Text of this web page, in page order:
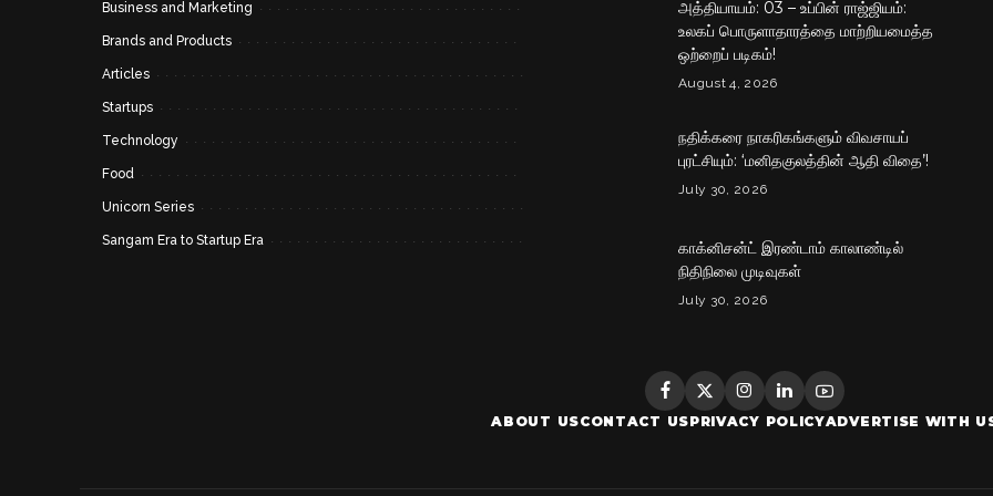
Business and Marketing
Brands and Products
Articles
Startups
Technology
Food
Unicorn Series
Sangam Era to Startup Era
அத்தியாயம்: 03 – உப்பின் ராஜ்ஜியம்:
உலகப் பொருளாதாரத்தை மாற்றியமைத்த
ஒற்றைப் படிகம்!
August 4, 2026
நதிக்கரை நாகரிகங்களும் விவசாயப்
புரட்சியும்: ‘மனிதகுலத்தின் ஆதி விதை’!
July 30, 2026
காக்னிசன்ட் இரண்டாம் காலாண்டில்
நிதிநிலை முடிவுகள்
July 30, 2026
ABOUT USCONTACT USPRIVACY POLICYADVERTISE WITH